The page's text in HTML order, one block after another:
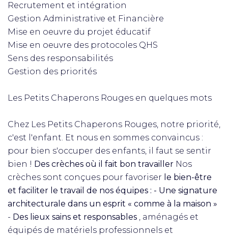
Recrutement et intégration
Gestion Administrative et Financière
Mise en oeuvre du projet éducatif
Mise en oeuvre des protocoles QHS
Sens des responsabilités
Gestion des priorités
Les Petits Chaperons Rouges en quelques mots
Chez Les Petits Chaperons Rouges, notre priorité,
c'est l'enfant. Et nous en sommes convaincus :
pour bien s'occuper des enfants, il faut se sentir
bien ! Des crèches où il fait bon travailler Nos
crèches sont conçues pour favoriser le bien-être
et faciliter le travail de nos équipes : - Une signature
architecturale dans un esprit « comme à la maison »
- Des lieux sains et responsables , aménagés et
équipés de matériels professionnels et